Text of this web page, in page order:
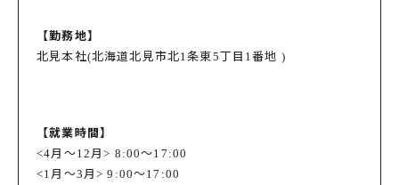
【勤務地】
北見本社(北海道北見市北1条東5丁目1番地 )
【就業時間】
<4月～12月> 8:00～17:00
<1月～3月> 9:00～17:00